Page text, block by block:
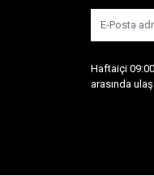
Haftaiçi
arasında